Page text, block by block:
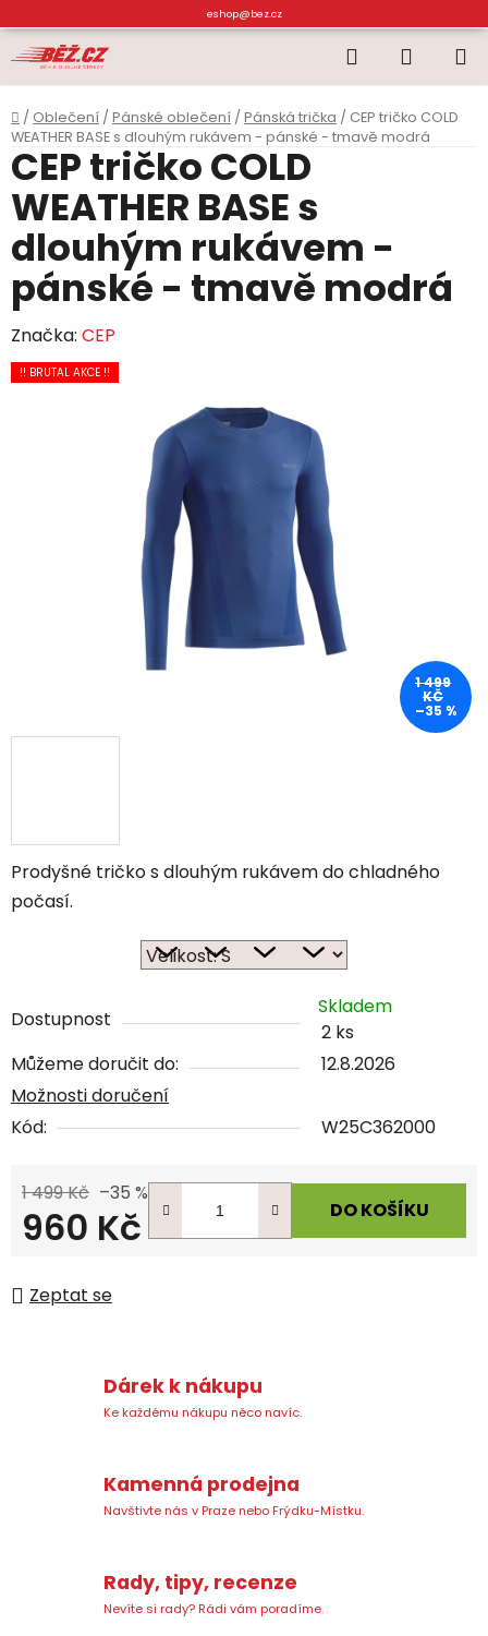
na
obsah
eshop@bez.cz
Hledat
KOŠÍK
Domů
/ Oblečení / Pánské oblečení / Pánská trička / CEP tričko COLD
WEATHER BASE s dlouhým rukávem - pánské - tmavě modrá
Prodyšné tričko s dlouhým rukávem do chladného
počasí.
Dostupnost
Skladem
2 ks
Můžeme doručit do:
12.8.2026
Možnosti doručení
Kód:
W25C362000
1 499 Kč –35 %
960 Kč DO KOŠÍKU
Zeptat se
CEP tričko COLD
WEATHER BASE s
dlouhým rukávem -
pánské - tmavě modrá
Značka: CEP
!! BRUTAL AKCE !!
1 499
KČ
–35 %
Dárek k nákupu
Ke každému nákupu něco navíc.
Kamenná prodejna
Navštivte nás v Praze nebo Frýdku-Místku.
Rady, tipy, recenze
Nevíte si rady? Rádi vám poradíme.